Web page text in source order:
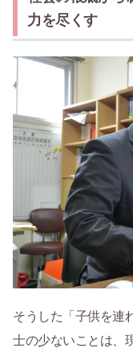
力を尽くす
そうした「子供を連
士の少ないことは、